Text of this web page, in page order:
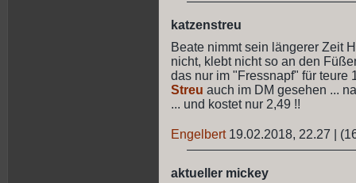
katzenstreu
Beate nimmt sein längerer Zeit
nicht, klebt nicht so an den
das nur im "Fressnapf" für
Streu auch im DM gesehen ...
... und kostet nur 2,49 !!
Engelbert 19.02.2018, 22.27
aktueller mickey